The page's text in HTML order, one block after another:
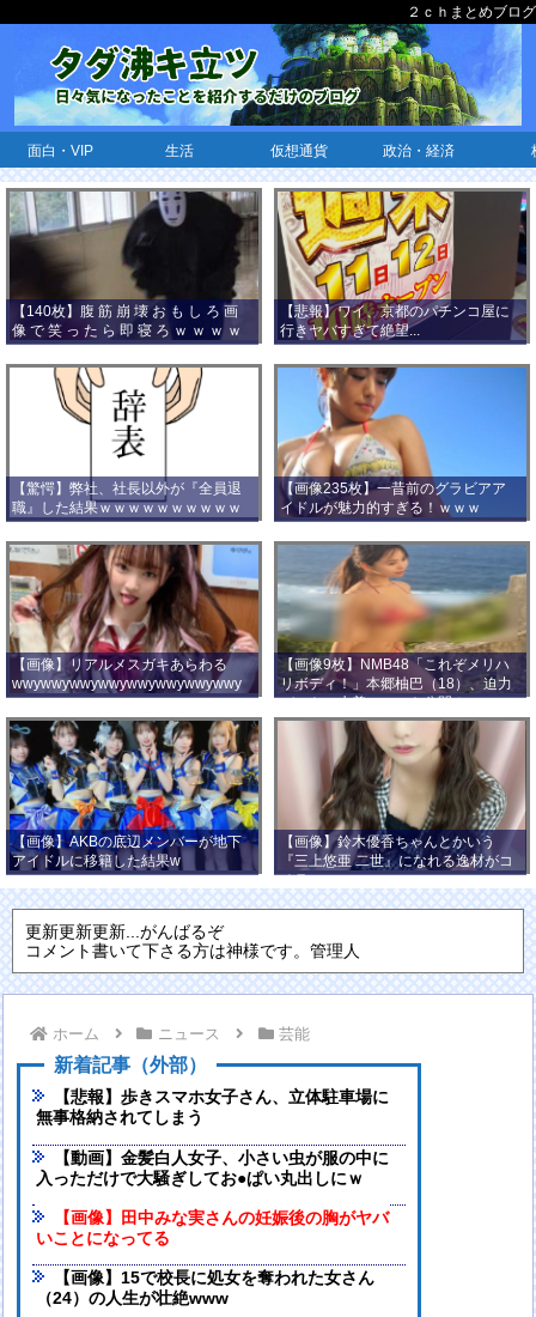
２ｃｈまとめブログ
面白・VIP 生活 仮想通貨 政治・経済
【140枚】腹 筋 崩 壊 お も し ろ 画
像 で 笑 っ た ら 即 寝 ろ ｗ ｗ ｗ ｗ
ｗ ｗ ｗ ｗ ｗ ｗ ｗ ｗ
【悲報】ワイ、京都のパチンコ屋に
行きヤバすぎて絶望...
【驚愕】弊社、社長以外が『全員退
職』した結果ｗｗｗｗｗｗｗｗｗｗ
ｗｗｗ
【画像235枚】一昔前のグラビアア
イドルが魅力的すぎる！ｗｗｗ
【画像】リアルメスガキあらわる
wwywwywwywwywwywwywwywwy
wwy
【画像9枚】NMB48「これぞメリハ
リボディ！」本郷柚巴（18）、迫力
バストの水着ショット公開！
【画像】AKBの底辺メンバーが地下
アイドルに移籍した結果w
【画像】鈴木優香ちゃんとかいう
『三上悠亜 二世』になれる逸材がコ
チラ
更新更新更新...がんばるぞ
コメント書いて下さる方は神様です。管理人
ホーム ニュース 芸能
新着記事（外部）
【悲報】歩きスマホ女子さん、立体駐車場に
無事格納されてしまう
【動画】金髪白人女子、小さい虫が服の中に
入っただけで大騒ぎしてお●ぱい丸出しにｗ
【画像】田中みな実さんの妊娠後の胸がヤバ
いことになってる
【画像】15で校長に処女を奪われた女さん
（24）の人生が壮絶www